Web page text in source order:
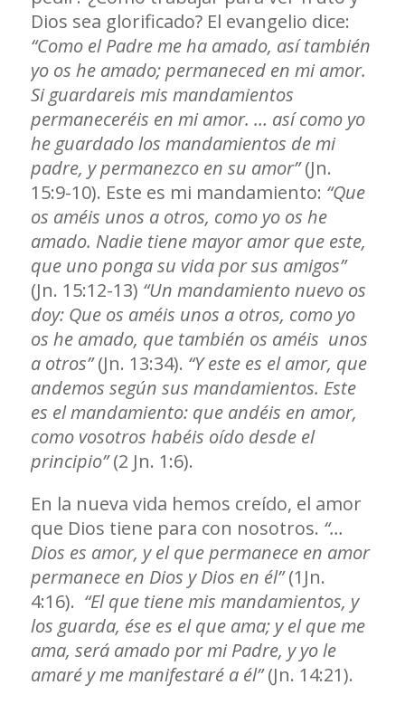
Dios sea glorificado? El evangelio dice:
“Como el Padre me ha amado, así también
yo os he amado; permaneced en mi amor.
Si guardareis mis mandamientos
permaneceréis en mi amor. … así como yo
he guardado los mandamientos de mi
padre, y permanezco en su amor”(Jn.
15:9-10). Este es mi mandamiento: “Que
os améis unos a otros, como yo os he
amado. Nadie tiene mayor amor que este,
que uno ponga su vida por sus amigos”
(Jn. 15:12-13) “Un mandamiento nuevo os
doy: Que os améis unos a otros, como yo
os he amado, que también os améis unos
a otros”(Jn. 13:34). “Y este es el amor, que
andemos según sus mandamientos. Este
es el mandamiento: que andéis en amor,
como vosotros habéis oído desde el
principio”(2 Jn. 1:6).
En la nueva vida hemos creído, el amor
que Dios tiene para con nosotros. “…
Dios es amor, y el que permanece en amor
permanece en Dios y Dios en él”(1Jn.
4:16). “El que tiene mis mandamientos, y
los guarda, ése es el que ama; y el que me
ama, será amado por mi Padre, y yo le
amaré y me manifestaré a él”(Jn. 14:21).